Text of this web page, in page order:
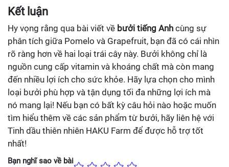
Kết luận
Hy vọng rằng qua bài viết về bưởi tiếng Anh cùng sự
phân tích giữa Pomelo và Grapefruit, bạn đã có cái nhìn
rõ ràng hơn về hai loại trái cây này. Bưởi không chỉ là
nguồn cung cấp vitamin và khoáng chất mà còn mang
đến nhiều lợi ích cho sức khỏe. Hãy lựa chọn cho mình
loại bưởi phù hợp và tận dụng tối đa những lợi ích mà
nó mang lại! Nếu bạn có bất kỳ câu hỏi nào hoặc muốn
tìm hiểu thêm về các sản phẩm từ bưởi, hãy liên hệ với
Tinh dầu thiên nhiên HAKU Farm để được hỗ trợ tốt
nhất!
Bạn nghĩ sao về bài